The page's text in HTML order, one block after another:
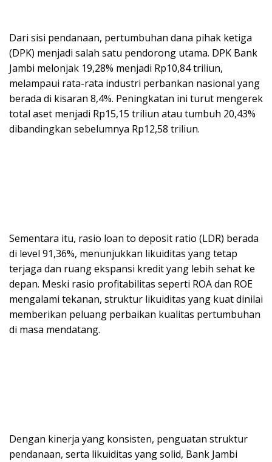
Dari sisi pendanaan, pertumbuhan dana pihak ketiga
(DPK) menjadi salah satu pendorong utama. DPK Bank
Jambi melonjak 19,28% menjadi Rp10,84 triliun,
melampaui rata-rata industri perbankan nasional yang
berada di kisaran 8,4%. Peningkatan ini turut mengerek
total aset menjadi Rp15,15 triliun atau tumbuh 20,43%
dibandingkan sebelumnya Rp12,58 triliun.
Sementara itu, rasio loan to deposit ratio (LDR) berada
di level 91,36%, menunjukkan likuiditas yang tetap
terjaga dan ruang ekspansi kredit yang lebih sehat ke
depan. Meski rasio profitabilitas seperti ROA dan ROE
mengalami tekanan, struktur likuiditas yang kuat dinilai
memberikan peluang perbaikan kualitas pertumbuhan
di masa mendatang.
Dengan kinerja yang konsisten, penguatan struktur
pendanaan, serta likuiditas yang solid, Bank Jambi